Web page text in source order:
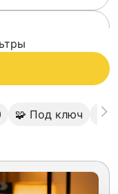
🧩 Под ключ 🎥